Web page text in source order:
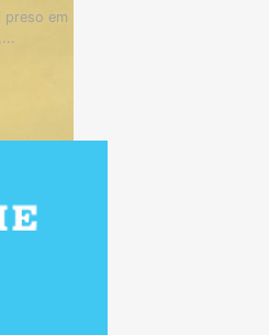
preso em